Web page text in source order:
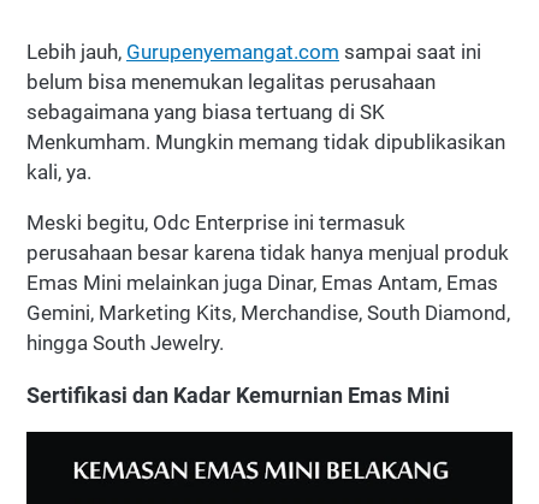
Lebih jauh, Gurupenyemangat.com sampai saat ini
belum bisa menemukan legalitas perusahaan
sebagaimana yang biasa tertuang di SK
Menkumham. Mungkin memang tidak dipublikasikan
kali, ya.
Meski begitu, Odc Enterprise ini termasuk
perusahaan besar karena tidak hanya menjual produk
Emas Mini melainkan juga Dinar, Emas Antam, Emas
Gemini, Marketing Kits, Merchandise, South Diamond,
hingga South Jewelry.
Sertifikasi dan Kadar Kemurnian Emas Mini